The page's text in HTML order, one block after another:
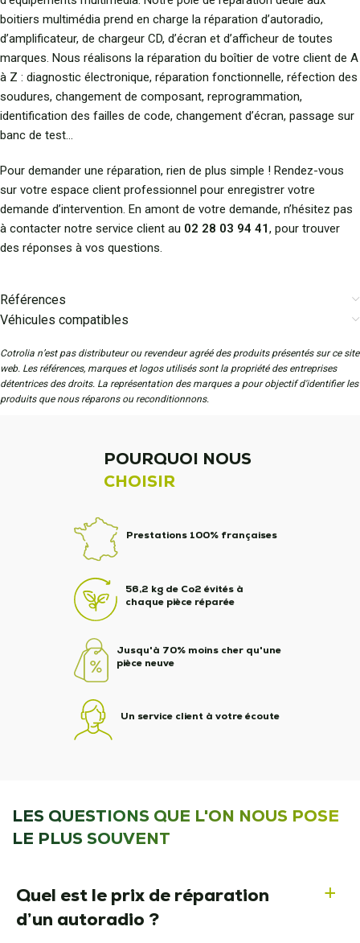
boitiers multimédia prend en charge la réparation d’autoradio,
d’amplificateur, de chargeur CD, d’écran et d’afficheur de toutes
marques. Nous réalisons la réparation du boîtier de votre client de A
à Z : diagnostic électronique, réparation fonctionnelle, réfection des
soudures, changement de composant, reprogrammation,
identification des failles de code, changement d’écran, passage sur
banc de test…
Pour demander une réparation, rien de plus simple ! Rendez-vous
sur votre espace client professionnel pour enregistrer votre
demande d’intervention. En amont de votre demande, n’hésitez pas
à contacter notre service client au 02 28 03 94 41, pour trouver
des réponses à vos questions.
Références
Véhicules compatibles
Cotrolia n’est pas distributeur ou revendeur agréé des produits présentés sur ce site
web. Les références, marques et logos utilisés sont la propriété des entreprises
détentrices des droits. La représentation des marques a pour objectif d'identifier les
produits que nous réparons ou reconditionnons.
POURQUOI NOUS
CHOISIR
Prestations 100% françaises
56,2 kg de Co2 évités à
chaque pièce réparée
Jusqu'à 70% moins cher qu'une
pièce neuve
Un service client à votre écoute
LES QUESTIONS QUE L'ON NOUS POSE
LE PLUS SOUVENT
a
Quel est le prix de réparation
d’un autoradio ?